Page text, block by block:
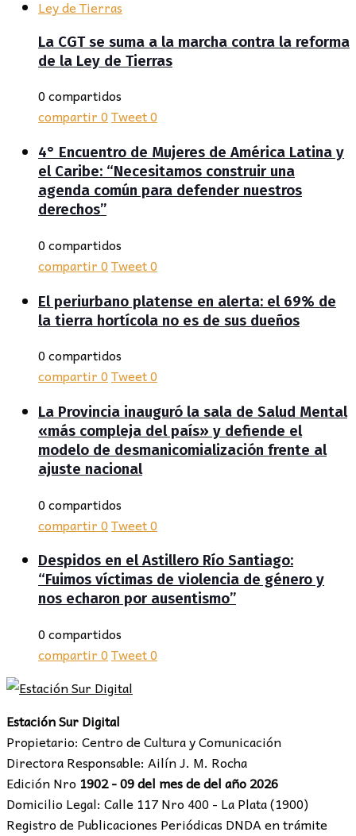
La CGT se suma a la marcha contra la reforma
de la Ley de Tierras
0 compartidos
compartir0Tweet0
4° Encuentro de Mujeres de América Latina y
el Caribe: “Necesitamos construir una
agenda común para defender nuestros
derechos”
0 compartidos
compartir0Tweet0
El periurbano platense en alerta: el 69% de
la tierra hortícola no es de sus dueños
0 compartidos
compartir0Tweet0
La Provincia inauguró la sala de Salud Mental
«más compleja del país» y defiende el
modelo de desmanicomialización frente al
ajuste nacional
0 compartidos
compartir0Tweet0
Despidos en el Astillero Río Santiago:
“Fuimos víctimas de violencia de género y
nos echaron por ausentismo”
0 compartidos
compartir0Tweet0
Estación Sur Digital
Propietario: Centro de Cultura y Comunicación
Directora Responsable: Ailín J. M. Rocha
Edición Nro 1902 - 09 del mes de del año 2026
Domicilio Legal: Calle 117 Nro 400 - La Plata (1900)
Registro de Publicaciones Periódicas DNDA en trámite